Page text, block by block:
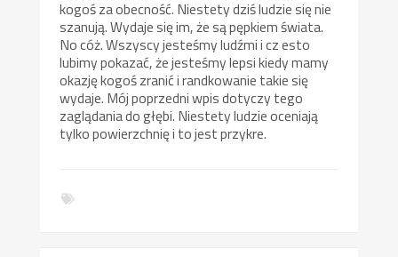
kogoś za obecność. Niestety dziś ludzie się nie
szanują. Wydaje się im, że są pępkiem świata.
No cóż. Wszyscy jesteśmy ludźmi i cz esto
lubimy pokazać, że jesteśmy lepsi kiedy mamy
okazję kogoś zranić i randkowanie takie się
wydaje. Mój poprzedni wpis dotyczy tego
zaglądania do głębi. Niestety ludzie oceniają
tylko powierzchnię i to jest przykre.